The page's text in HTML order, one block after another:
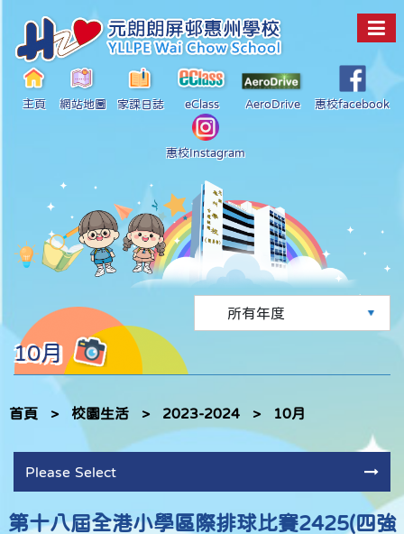
主頁 網站地圖 家課日誌 eClass AeroDrive 惠校facebook
惠校Instagram
10月
首頁 > 校園生活 > 2023-2024 > 10月
Please Select
第十八屆全港小學區際排球比賽2425(四強